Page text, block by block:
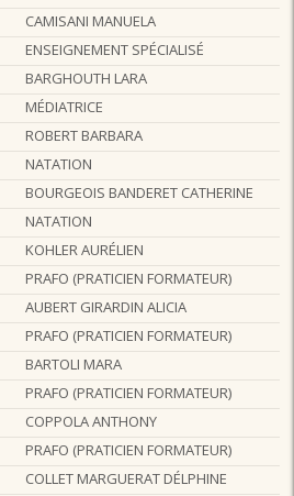
CAMISANI MANUELA
ENSEIGNEMENT SPÉCIALISÉ
BARGHOUTH LARA
MÉDIATRICE
ROBERT BARBARA
NATATION
BOURGEOIS BANDERET CATHERINE
NATATION
KOHLER AURÉLIEN
PRAFO (PRATICIEN FORMATEUR)
AUBERT GIRARDIN ALICIA
PRAFO (PRATICIEN FORMATEUR)
BARTOLI MARA
PRAFO (PRATICIEN FORMATEUR)
COPPOLA ANTHONY
PRAFO (PRATICIEN FORMATEUR)
COLLET MARGUERAT DÉLPHINE